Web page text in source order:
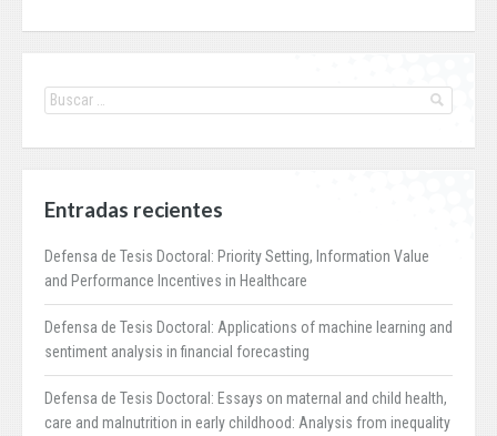
Entradas recientes
Defensa de Tesis Doctoral: Priority Setting, Information Value
and Performance Incentives in Healthcare
Defensa de Tesis Doctoral: Applications of machine learning and
sentiment analysis in financial forecasting
Defensa de Tesis Doctoral: Essays on maternal and child health,
care and malnutrition in early childhood: Analysis from inequality